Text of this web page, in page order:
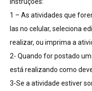
1 – As atividades que
las no celular, seleciona
realizar, ou imprima a
2- Quando for postado
está realizando como
3-Se a atividade estiver